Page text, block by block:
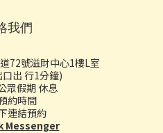
我們
72號溢財中心1樓L室
出 行1分鐘)
眾假期 休息
約時間
連結預約
Messenger